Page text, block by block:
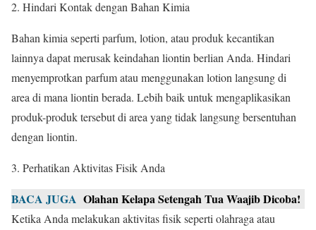
Hindari Kontak dengan Bahan Kimia
Bahan kimia seperti parfum, lotion, atau produk kecantikan
lainnya dapat merusak keindahan liontin berlian Anda. Hindari
menyemprotkan parfum atau menggunakan lotion langsung di
area di mana liontin berada. Lebih baik untuk mengaplikasikan
produk-produk tersebut di area yang tidak langsung bersentuhan
dengan liontin.
Perhatikan Aktivitas Fisik Anda
BACA JUGA Olahan Kelapa Setengah Tua Waajib Dicoba!
Ketika Anda melakukan aktivitas fisik seperti olahraga atau